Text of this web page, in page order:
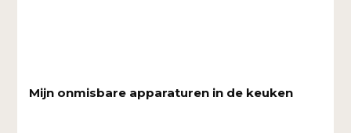
Mijn onmisbare apparaturen in de keuken